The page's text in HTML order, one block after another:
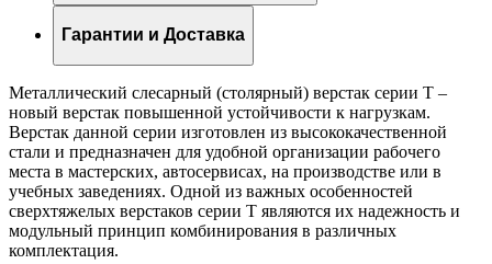
Гарантии и Доставка
Металлический слесарный (столярный) верстак серии T –
новый верстак повышенной устойчивости к нагрузкам.
Верстак данной серии изготовлен из высококачественной
стали и предназначен для удобной организации рабочего
места в мастерских, автосервисах, на производстве или в
учебных заведениях. Одной из важных особенностей
сверхтяжелых верстаков серии T являются их надежность и
модульный принцип комбинирования в различных
комплектация.